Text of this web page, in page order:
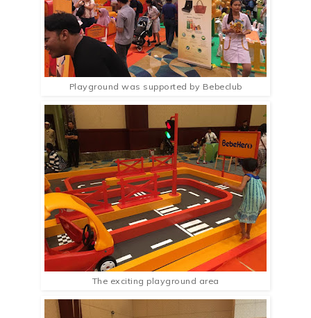
Playground was supported by Bebeclub
The exciting playground area